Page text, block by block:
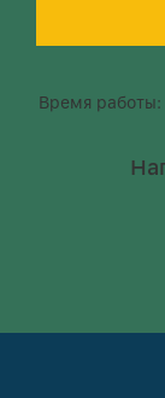
Время